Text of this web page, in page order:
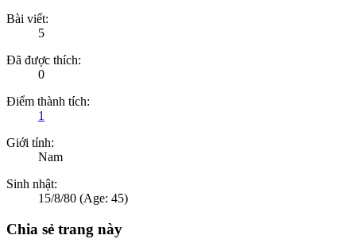
Bài viết:
5
Đã được thích:
0
Điểm thành tích:
1
Giới tính:
Nam
Sinh nhật:
15/8/80 (Age: 45)
Chia sẻ trang này